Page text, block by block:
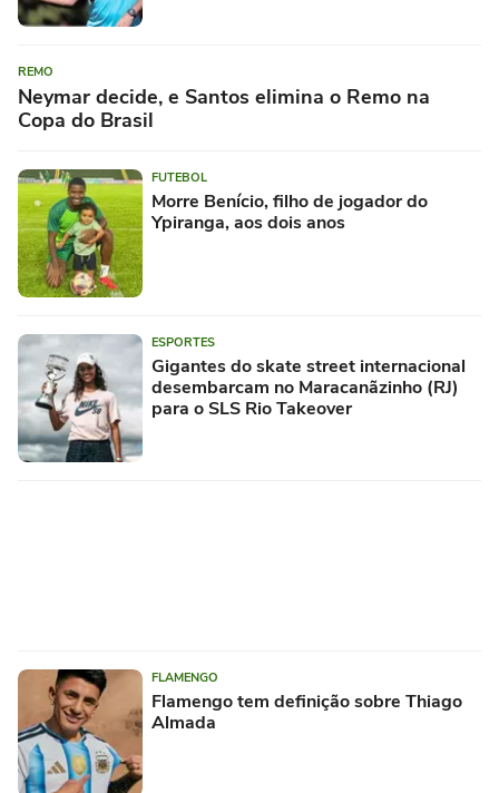
REMO
Neymar decide, e Santos elimina o Remo na
Copa do Brasil
FUTEBOL
Morre Benício, filho de jogador do
Ypiranga, aos dois anos
ESPORTES
Gigantes do skate street internacional
desembarcam no Maracanãzinho (RJ)
para o SLS Rio Takeover
FLAMENGO
Flamengo tem definição sobre Thiago
Almada